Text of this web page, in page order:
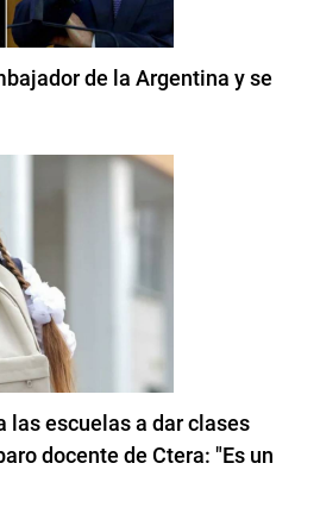
de la Argentina y se
las escuelas a dar clases
docente de Ctera: "Es un